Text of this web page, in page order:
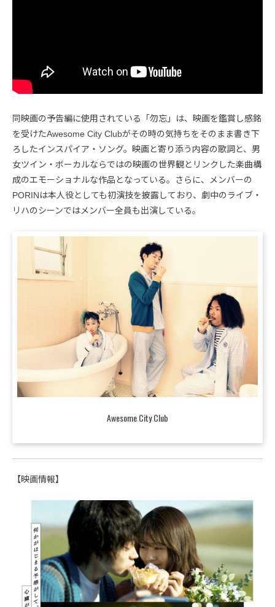
同映画の予告編に使用されている「勿忘」は、映画を鑑賞し感銘
を受けたAwesome City Clubがその時の気持ちをそのまま書き下
ろしたインスパイア・ソング。映画と寄り添う内容の歌詞と、男
女ツイン・ボーカルならではの映画の世界観とリンクした楽曲構
成のエモーショナルな作品となっている。さらに、メンバーの
PORINは本人役としても初演技を披露しており、劇中のライブ・
リハのシーンではメンバー全員も出演している。
Awesome City Club
【映画情報】